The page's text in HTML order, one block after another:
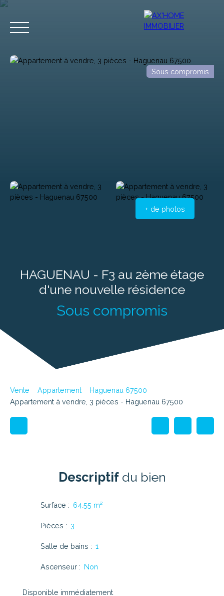
Sous compromis
+ de photos
HAGUENAU - F3 au 2ème étage
d'une nouvelle résidence
Sous compromis
Vente Appartement
Haguenau 67500
Appartement à vendre, 3 pièces - Haguenau 67500
Descriptifdu bien
Surface : 64.55 m²
Pièces : 3
Salle de bains : 1
Ascenseur : Non
Disponible immédiatement